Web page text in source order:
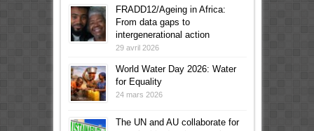
FRADD12/Ageing in Africa:
From data gaps to
intergenerational action
29 avril 2026
World Water Day 2026: Water
for Equality
24 mars 2026
The UN and AU collaborate for